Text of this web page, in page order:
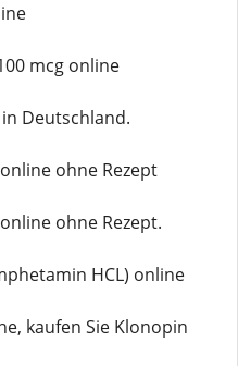
mcg online
Deutschland.
ohne Rezept
ohne Rezept.
HCL) online
kaufen Sie Klonopin